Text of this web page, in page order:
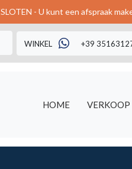
- U kunt een afspraak
WINKEL +39
HOME VERKOOP